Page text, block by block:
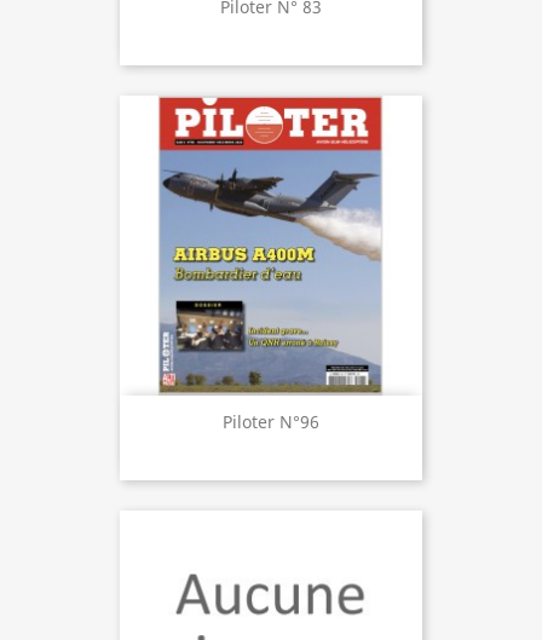
Piloter N° 83
Piloter N°96